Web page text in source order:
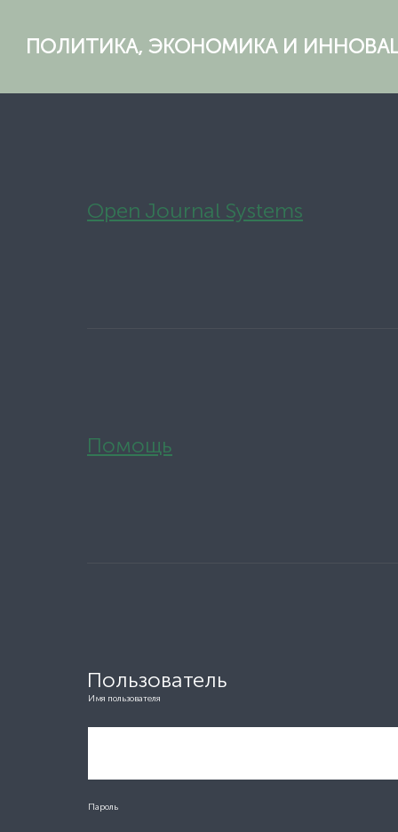
ПОЛИТИКА, ЭКОНОМИКА И
Open Journal Systems
Помощь
Пользователь
Имя пользователя
Пароль